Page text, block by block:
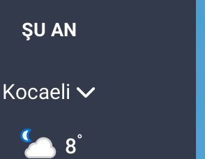
ŞU AN
Kocaeli
8°